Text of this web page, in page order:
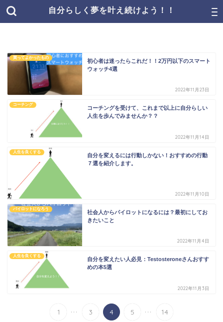
自分らしく夢を叶え続けよう！！
買ってよかったもの
初心者は迷ったらこれだ！！2万円以下のスマート
ウォッチ4選
2022年11月23日
コーチング
コーチングを受けて、これまで以上に自分らしい
人生を歩んでみませんか？？
2022年11月14日
人生を良くする
自分を変えるには行動しかない！おすすめの行動
７選を紹介します。
2022年11月10日
パイロットになろう
社会人からパイロットになるには？最初にしてお
きたいこと
2022年11月4日
人生を良くする
自分を変えたい人必見：Testosteroneさんおすす
めの本5選
2022年11月3日
1 ... 3 4 5 ... 14